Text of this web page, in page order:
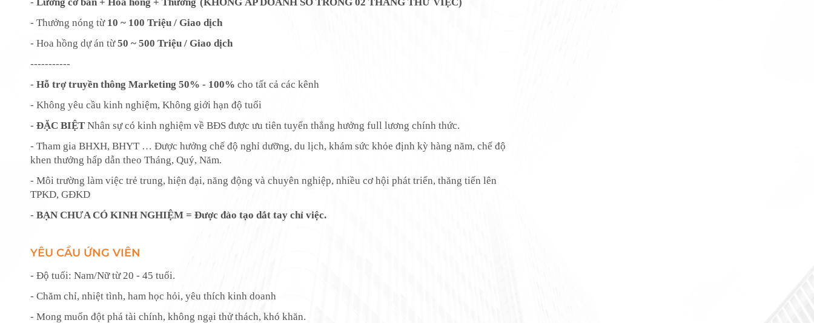
- Thưởng nóng từ 10 ~ 100 Triệu / Giao dịch
- Hoa hồng dự án từ50 ~ 500 Triệu / Giao dịch
-----------
- Hỗ trợ truyền thông Marketing 50% - 100% cho tất cả các kênh
- Không yêu cầu kinh nghiệm, Không giới hạn độ tuổi
- ĐẶC BIỆTNhân sự có kinh nghiệm về BĐS được ưu tiên tuyển thẳng hưởng full lương chính thức.
- Tham gia BHXH, BHYT … Được hưởng chế độ nghỉ dưỡng, du lịch, khám sức khỏe định kỳ hàng năm, chế độ
khen thưởng hấp dẫn theo Tháng, Quý, Năm.
- Môi trường làm việc trẻ trung, hiện đại, năng động và chuyên nghiệp, nhiều cơ hội phát triển, thăng tiến lên
TPKD, GĐKD
- BẠN CHƯA CÓ KINH NGHIỆM = Được đào tạo dắt tay chỉ việc.
YÊU CẦU ỨNG VIÊN
- Độ tuổi: Nam/Nữ từ 20 - 45 tuổi.
- Chăm chỉ, nhiệt tình, ham học hỏi, yêu thích kinh doanh
- Mong muốn đột phá tài chính, không ngại thử thách, khó khăn.